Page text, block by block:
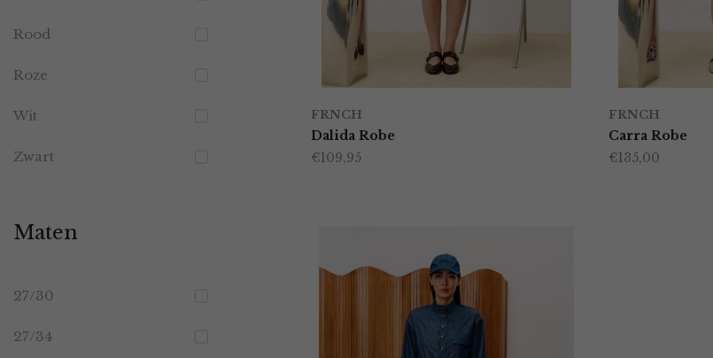
FRNCH
Dalida Robe
€109,95
FRNCH
Carra Robe
€135,00
Rood
Roze
Wit
Zwart
Maten
27/30
27/34